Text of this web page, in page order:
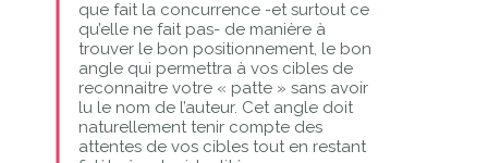
que fait la concurrence -et surtout ce
qu’elle ne fait pas- de manière à
trouver le bon positionnement, le bon
angle qui permettra à vos cibles de
reconnaitre votre « patte » sans avoir
lu le nom de l’auteur. Cet angle doit
naturellement tenir compte des
attentes de vos cibles tout en restant